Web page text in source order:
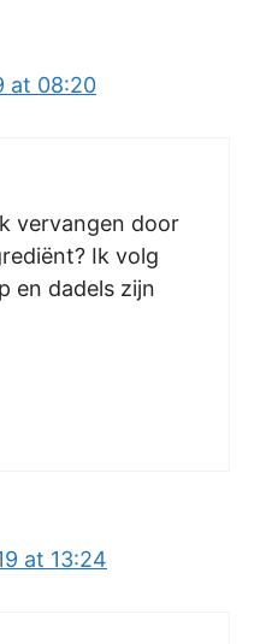
at 08:20
vervangen door
Ik volg
en dadels zijn
at 13:24